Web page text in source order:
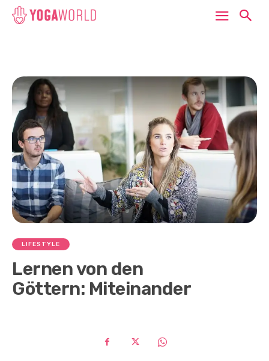
LIFESTYLE
Lernen von den
Göttern: Miteinander